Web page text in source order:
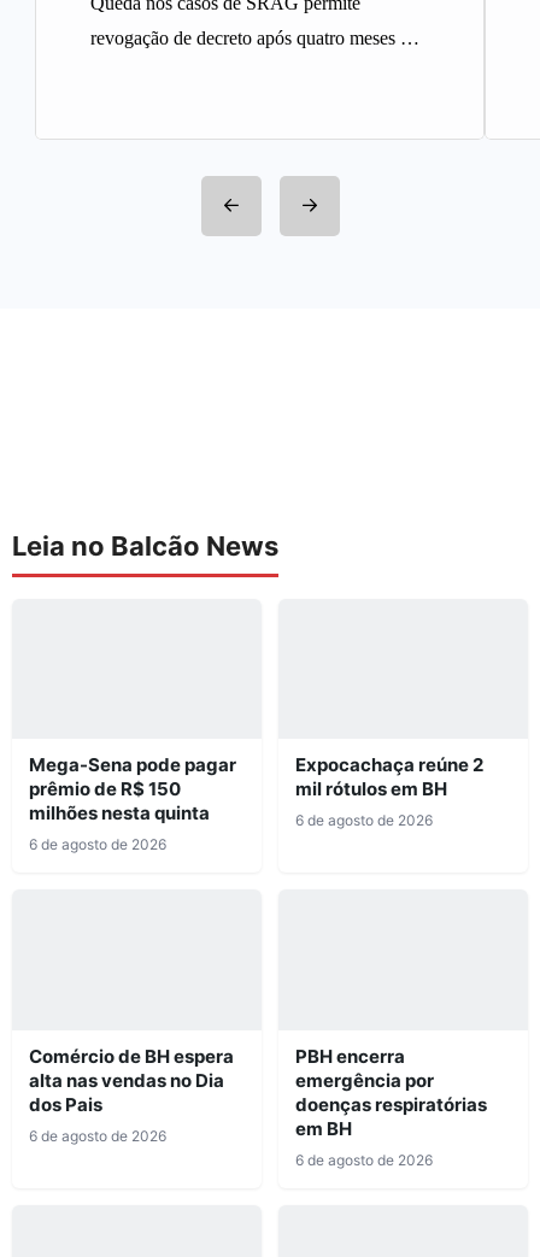
revogação de decreto após quatro meses A
Leia no Balcão News
Mega-Sena pode pagar
prêmio de R$ 150
milhões nesta quinta
6 de agosto de 2026
Expocachaça reúne 2
mil rótulos em BH
6 de agosto de 2026
Comércio de BH espera
alta nas vendas no Dia
dos Pais
6 de agosto de 2026
PBH encerra
emergência por
doenças respiratórias
em BH
6 de agosto de 2026